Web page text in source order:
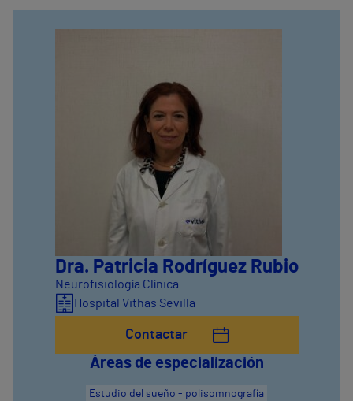
Dra. Patricia Rodríguez Rubio
Neurofisiología Clínica
Hospital Vithas Sevilla
Contactar
Áreas de especialización
Estudio del sueño - polisomnografía